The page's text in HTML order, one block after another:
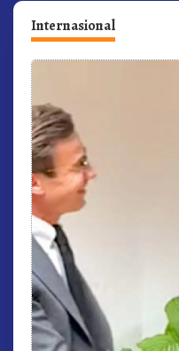
Internasional